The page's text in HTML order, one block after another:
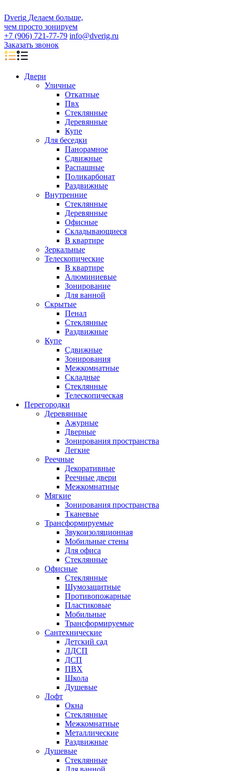
Dverig Делаем больше,
чем просто зонируем
+7 (906) 721-77-79 info@dverig.ru
Заказать звонок
Двери
Уличные
Откатные
Пвх
Стеклянные
Деревянные
Купе
Для беседки
Панорамное
Сдвижные
Распашные
Поликарбонат
Раздвижные
Внутренние
Стеклянные
Деревянные
Офисные
Складывающиеся
В квартире
Зеркальные
Телескопические
В квартире
Алюминиевые
Зонирование
Для ванной
Скрытые
Пенал
Стеклянные
Раздвижные
Купе
Сдвижные
Зонирования
Межкомнатные
Складные
Стеклянные
Телескопическая
Перегородки
Деревянные
Ажурные
Дверные
Зонирования пространства
Легкие
Реечные
Декоративные
Реечные двери
Межкомнатные
Мягкие
Зонирования пространства
Тканевые
Трансформируемые
Звукоизоляционная
Мобильные стены
Для офиса
Стеклянные
Офисные
Стеклянные
Шумозащитные
Противопожарные
Пластиковые
Мобильные
Трансформируемые
Сантехнические
Детский сад
ЛДСП
ДСП
ПВХ
Школа
Душевые
Лофт
Окна
Стеклянные
Межкомнатные
Металлические
Раздвижные
Душевые
Стеклянные
Для ванной